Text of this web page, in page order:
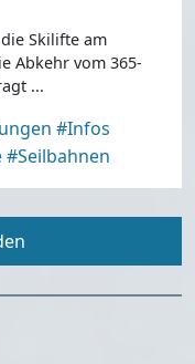
Skilifte am
Abkehr vom 365-
...
#Infos
#Seilbahnen